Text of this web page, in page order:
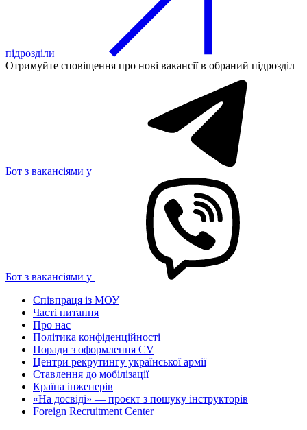
підрозділи
Отримуйте сповіщення про нові вакансії в обраний підрозділ
Бот з вакансіями у
Бот з вакансіями у
Співпраця із МОУ
Часті питання
Про нас
Політика конфіденційності
Поради з оформлення CV
Центри рекрутингу української армії
Ставлення до мобілізації
Країна інженерів
«На досвіді» — проєкт з пошуку інструкторів
Foreign Recruitment Center